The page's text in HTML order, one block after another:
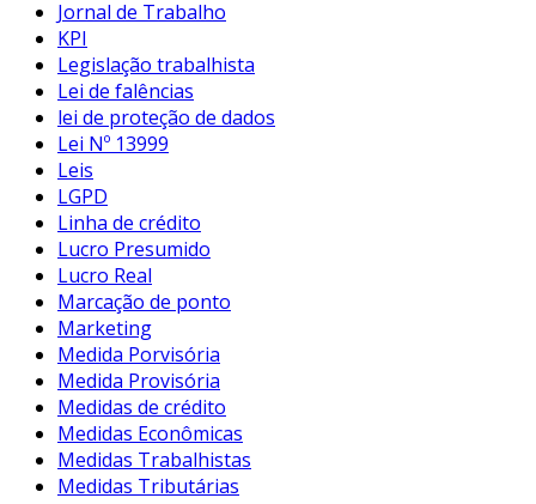
Jornal de Trabalho
KPI
Legislação trabalhista
Lei de falências
lei de proteção de dados
Lei Nº 13999
Leis
LGPD
Linha de crédito
Lucro Presumido
Lucro Real
Marcação de ponto
Marketing
Medida Porvisória
Medida Provisória
Medidas de crédito
Medidas Econômicas
Medidas Trabalhistas
Medidas Tributárias